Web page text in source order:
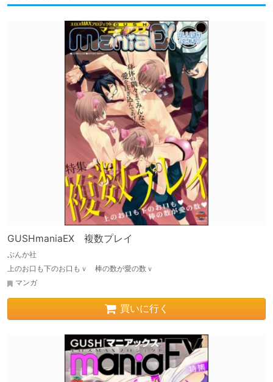
GUSHmaniaEX 複数プレイ
ぶんか社
上のお口も下のお口もｖ 棒の数が愛の数ｖ
マンガ
買いに行く